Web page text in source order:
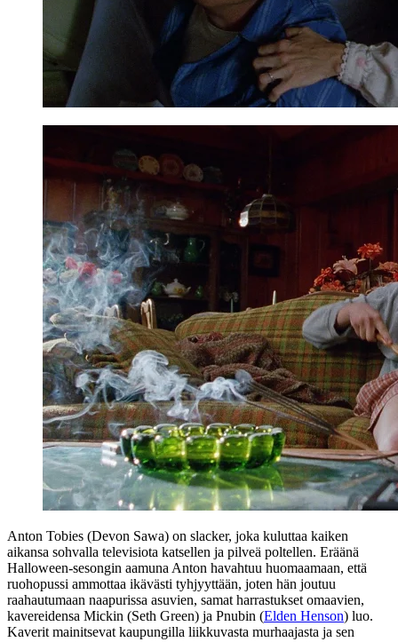
Anton Tobies (Devon Sawa) on slacker, joka kuluttaa kaiken
aikansa sohvalla televisiota katsellen ja pilveä poltellen. Eräänä
Halloween-sesongin aamuna Anton havahtuu huomaamaan, että
ruohopussi ammottaa ikävästi tyhjyyttään, joten hän joutuu
raahautumaan naapurissa asuvien, samat harrastukset omaavien,
kavereidensa Mickin (Seth Green) ja Pnubin (Elden Henson) luo.
Kaverit mainitsevat kaupungilla liikkuvasta murhaajasta ja sen